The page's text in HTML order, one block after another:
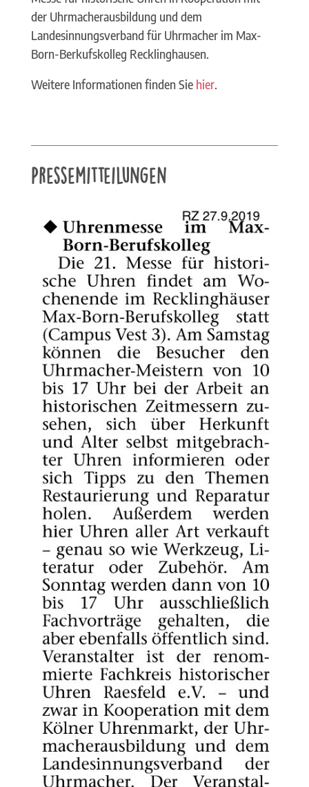
der Uhrmacherausbildung und dem
Landesinnungsverband für Uhrmacher im Max-
Born-Berkufskolleg Recklinghausen.
Weitere Informationen finden Sie hier.
Pressemitteilungen